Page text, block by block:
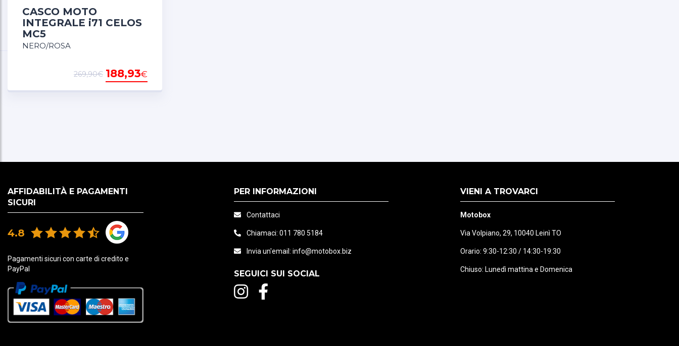
CASCO MOTO
INTEGRALE i71 CELOS
MC5
NERO/ROSA
188,93€
269,90€
AFFIDABILITÀ E PAGAMENTI
SICURI
4.8
Pagamenti sicuri con carte di credito e
PayPal
PER INFORMAZIONI
Contattaci
Chiamaci: 011 780 5184
Invia un'email: info@motobox.biz
SEGUICI SUI SOCIAL
VIENI A TROVARCI
Motobox
Via Volpiano, 29, 10040 Leinì TO
Orario: 9:30-12:30 / 14:30-19:30
Chiuso: Lunedì mattina e Domenica